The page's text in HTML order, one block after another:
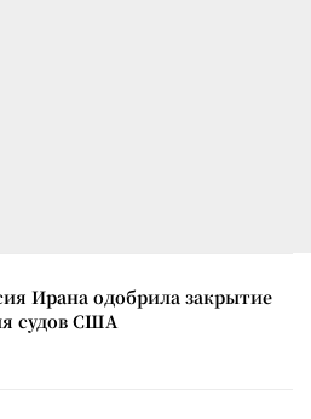
Ирана одобрила закрытие
судов США